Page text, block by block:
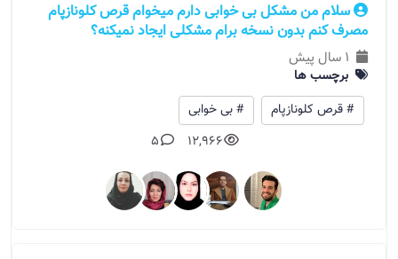
سلام من مشکل بی خوابی دارم میخوام قرص کلونازپام
مصرف کنم بدون نسخه برام مشکلی ایجاد نمیکنه؟
1 سال پیش
برچسب ها
# قرص کلونازپام
# بی خوابی
12,966
5